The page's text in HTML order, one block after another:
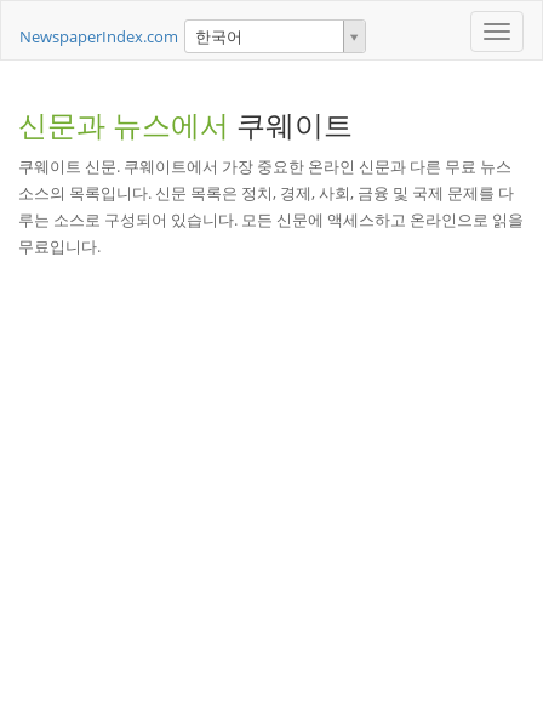
Toggle
NewspaperIndex.com 한국어
신문과 뉴스에서 쿠웨이트
쿠웨이트 신문. 쿠웨이트에서 가장 중요한 온라인 신문과 다른 무료 뉴스
소스의 목록입니다. 신문 목록은 정치, 경제, 사회, 금융 및 국제 문제를 다
루는 소스로 구성되어 있습니다. 모든 신문에 액세스하고 온라인으로 읽을
무료입니다.